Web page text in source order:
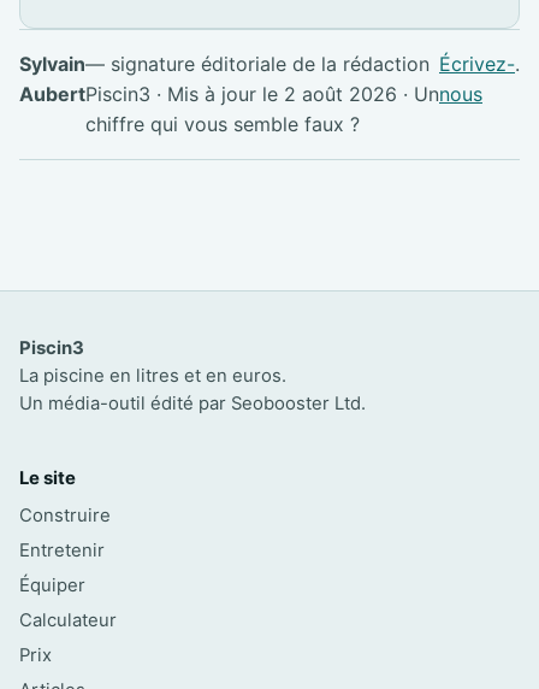
Sylvain
Aubert
— signature éditoriale de la rédaction
Piscin3 · Mis à jour le 2 août 2026 · Un
chiffre qui vous semble faux ?
Écrivez-
nous
.
Piscin3
La piscine en litres et en euros.
Un média-outil édité par Seobooster Ltd.
Le site
Construire
Entretenir
Équiper
Calculateur
Prix